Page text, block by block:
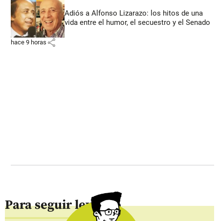
Adiós a Alfonso Lizarazo: los hitos de una
vida entre el humor, el secuestro y el Senado
hace 9 horas share
Para seguir leyendo